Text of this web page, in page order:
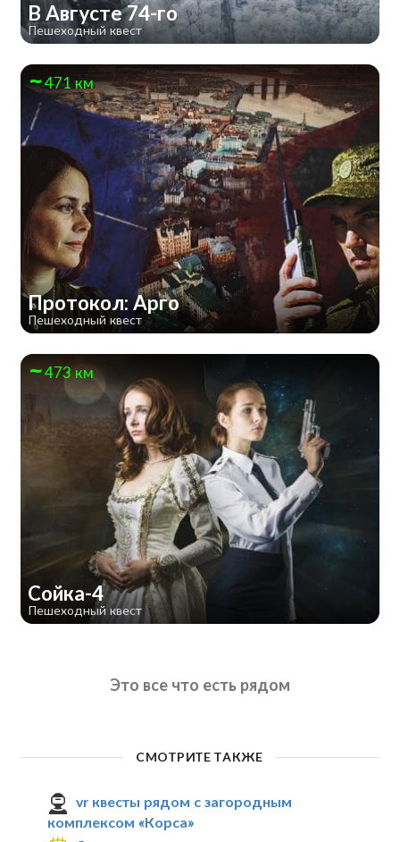
В Августе 74-го
Пешеходный квест
471 км
Протокол: Арго
Пешеходный квест
473 км
Сойка-4
Пешеходный квест
Это все что есть рядом
СМОТРИТЕ ТАКЖЕ
vr квесты рядом с загородным
комплексом «Корса»